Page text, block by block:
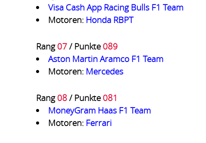
Visa Cash App Racing Bulls F1 Team
Motoren: Honda RBPT
Rang07/ Punkte 089
Aston Martin Aramco F1 Team
Motoren: Mercedes
Rang08/ Punkte 081
MoneyGram Haas F1 Team
Motoren: Ferrari